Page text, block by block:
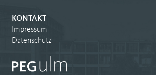
KONTAKT
Impressum
Datenschutz